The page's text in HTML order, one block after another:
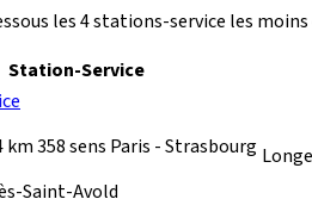
les 4 stations-service les moins
Station-Service
358 sens Paris - Strasbourg
Saint-Avold